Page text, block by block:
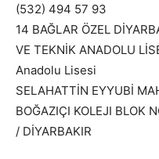
(532) 494 57 93
14 BAĞLAR ÖZEL
VE TEKNİK ANADOLU
Anadolu Lisesi
SELAHATTİN EYYUBİ
BOĞAZIÇI KOLEJI BLOK
/ DİYARBAKIR